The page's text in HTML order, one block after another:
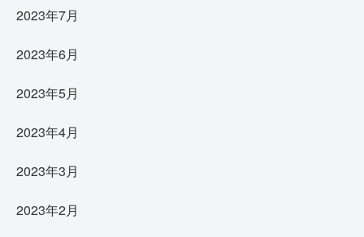
2023年7月
2023年6月
2023年5月
2023年4月
2023年3月
2023年2月